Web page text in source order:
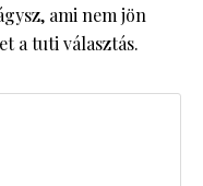
ami nem jön
a tuti választás.